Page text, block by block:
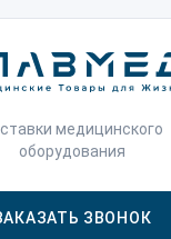
медицинского
оборудования
ЗВОНОК